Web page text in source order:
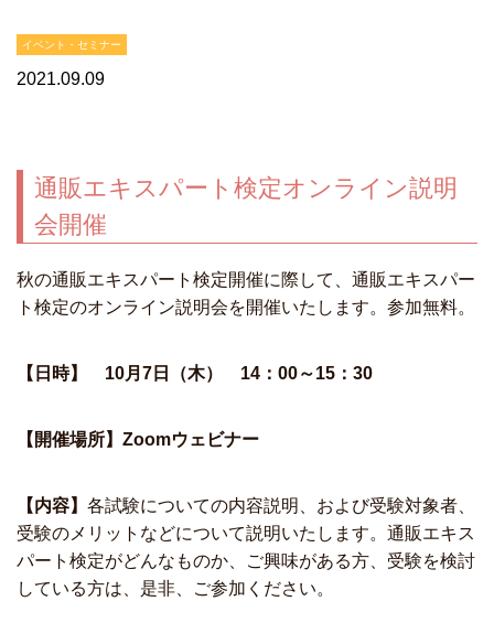
イベント・セミナー
2021.09.09
通販エキスパート検定オンライン説明
会開催
秋の通販エキスパート検定開催に際して、通販エキスパー
ト検定のオンライン説明会を開催いたします。参加無料。
【日時】 10月7日（木） 14：00～15：30
【開催場所】Zoomウェビナー
【内容】 各試験についての内容説明、および受験対象者、
受験のメリットなどについて説明いたします。通販エキス
パート検定がどんなものか、ご興味がある方、受験を検討
している方は、是非、ご参加ください。